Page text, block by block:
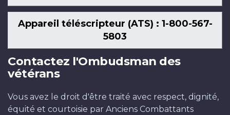
Appareil téléscripteur (ATS) : 1-800-567-
5803
Contactez l'Ombudsman des
vétérans
Vous avez le droit d'être traité avec respect, dignité,
équité et courtoisie par Anciens Combattants